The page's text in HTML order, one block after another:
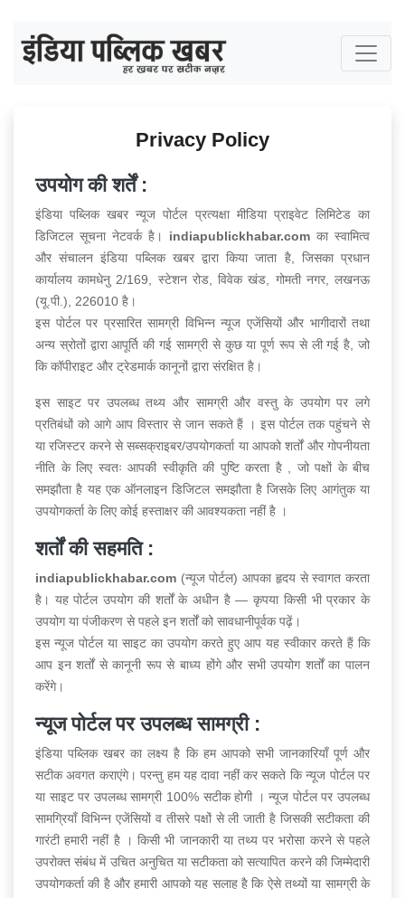
Privacy Policy
उपयोग की शर्तें :
इंडिया पब्लिक खबर न्यूज पोर्टल प्रत्यक्षा मीडिया प्राइवेट लिमिटेड का
डिजिटल सूचना नेटवर्क है। indiapublickhabar.com का स्वामित्व
और संचालन इंडिया पब्लिक खबर द्वारा किया जाता है, जिसका प्रधान
कार्यालय कामधेनु 2/169, स्टेशन रोड, विवेक खंड, गोमती नगर, लखनऊ
(यू.पी.), 226010 है।
इस पोर्टल पर प्रसारित सामग्री विभिन्न न्यूज एजेंसियों और भागीदारों तथा
अन्य स्रोतों द्वारा आपूर्ति की गई सामग्री से कुछ या पूर्ण रूप से ली गई है, जो
कि कॉपीराइट और ट्रेडमार्क कानूनों द्वारा संरक्षित है।
इस साइट पर उपलब्ध तथ्य और सामग्री और वस्तु के उपयोग पर लगे
प्रतिबंधों को आगे आप विस्तार से जान सकते हैं । इस पोर्टल तक पहुंचने से
या रजिस्टर करने से सब्सक्राइबर/उपयोगकर्ता या आपको शर्तों और गोपनीयता
नीति के लिए स्वतः आपकी स्वीकृति की पुष्टि करता है , जो पक्षों के बीच
समझौता है यह एक ऑनलाइन डिजिटल समझौता है जिसके लिए आगंतुक या
उपयोगकर्ता के लिए कोई हस्ताक्षर की आवश्यकता नहीं है ।
शर्तों की सहमति :
indiapublickhabar.com (न्यूज पोर्टल) आपका हृदय से स्वागत करता
है। यह पोर्टल उपयोग की शर्तों के अधीन है — कृपया किसी भी प्रकार के
उपयोग या पंजीकरण से पहले इन शर्तों को सावधानीपूर्वक पढ़ें।
इस न्यूज पोर्टल या साइट का उपयोग करते हुए आप यह स्वीकार करते हैं कि
आप इन शर्तों से कानूनी रूप से बाध्य होंगे और सभी उपयोग शर्तों का पालन
करेंगे।
न्यूज पोर्टल पर उपलब्ध सामग्री :
इंडिया पब्लिक खबर का लक्ष्य है कि हम आपको सभी जानकारियाँ पूर्ण और
सटीक अवगत कराएंगे। परन्तु हम यह दावा नहीं कर सकते कि न्यूज पोर्टल पर
या साइट पर उपलब्ध सामग्री 100% सटीक होगी । न्यूज पोर्टल पर उपलब्ध
सामग्रियाँ विभिन्न एजेंसियों व तीसरे पक्षों से ली जाती है जिसकी सटीकता की
गारंटी हमारी नहीं है । किसी भी जानकारी या तथ्य पर भरोसा करने से पहले
उपरोक्त संबंध में उचित अनुचित या सटीकता को सत्यापित करने की जिम्मेदारी
उपयोगकर्ता की है और हमारी आपको यह सलाह है कि ऐसे तथ्यों या सामग्री के